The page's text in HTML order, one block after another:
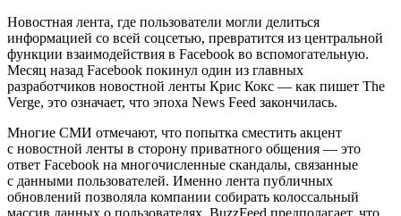
Новостная лента, где пользователи могли делиться
информацией со всей соцсетью, превратится из центральной
функции взаимодействия в Facebook во вспомогательную.
Месяц назад Facebook покинул один из главных
разработчиков новостной ленты Крис Кокс — как пишет The
Verge, это означает, что эпоха News Feed закончилась.
Многие СМИ отмечают, что попытка сместить акцент
с новостной ленты в сторону приватного общения — это
ответ Facebook на многочисленные скандалы, связанные
с данными пользователей. Именно лента публичных
обновлений позволяла компании собирать колоссальный
массив данных о пользователях. BuzzFeed предполагает, что